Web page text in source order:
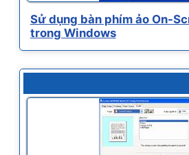
Sử dụng bàn phím ảo On-
trong Windows